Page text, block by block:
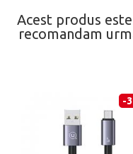
Acest produs
recomandam
-